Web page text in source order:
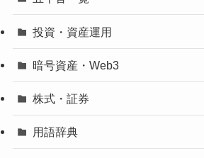
投資・資産運用
暗号資産・Web3
株式・証券
用語辞典